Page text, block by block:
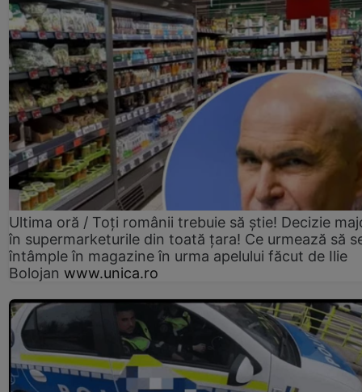
Ultima oră / Toți românii trebuie să știe! Decizie
în supermarketurile din toată țara! Ce urmează să
întâmple în magazine în urma apelului făcut de Ilie
Bolojan www.unica.ro